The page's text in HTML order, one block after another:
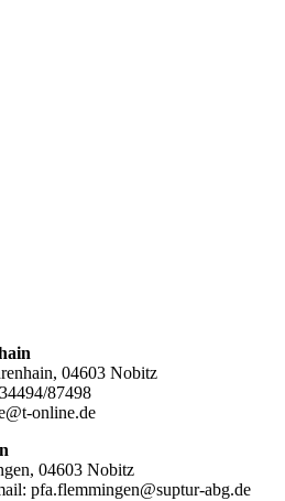
04603 Nobitz
87498
online.de
04603 Nobitz
pfa.flemmingen@suptur-abg.de